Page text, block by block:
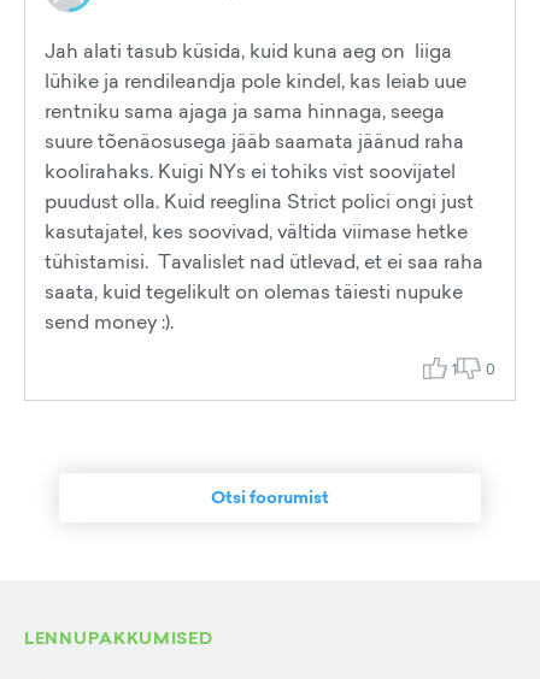
Jah alati tasub küsida, kuid kuna aeg on liiga
lühike ja rendileandja pole kindel, kas leiab uue
rentniku sama ajaga ja sama hinnaga, seega
suure tõenäosusega jääb saamata jäänud raha
koolirahaks. Kuigi NYs ei tohiks vist soovijatel
puudust olla. Kuid reeglina Strict polici ongi just
kasutajatel, kes soovivad, vältida viimase hetke
tühistamisi. Tavalislet nad ütlevad, et ei saa raha
saata, kuid tegelikult on olemas täiesti nupuke
send money :).
1 0
Otsi foorumist
LENNUPAKKUMISED